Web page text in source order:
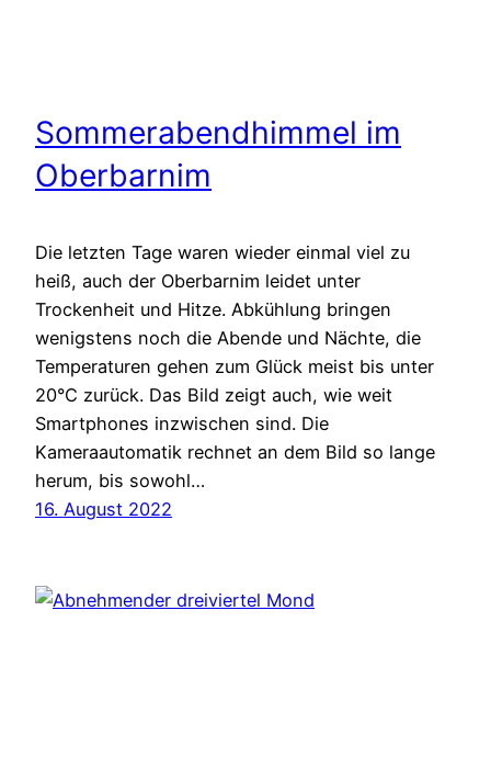
Sommerabendhimmel im
Oberbarnim
Die letzten Tage waren wieder einmal viel zu
heiß, auch der Oberbarnim leidet unter
Trockenheit und Hitze. Abkühlung bringen
wenigstens noch die Abende und Nächte, die
Temperaturen gehen zum Glück meist bis unter
20°C zurück. Das Bild zeigt auch, wie weit
Smartphones inzwischen sind. Die
Kameraautomatik rechnet an dem Bild so lange
herum, bis sowohl…
16. August 2022